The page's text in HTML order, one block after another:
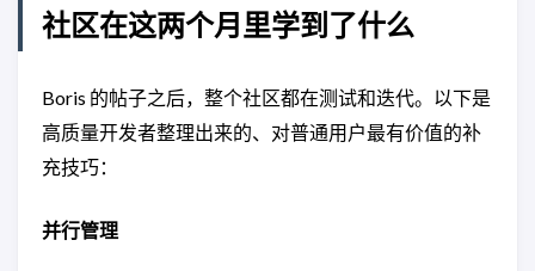
社区在这两个月里学到了什么
Boris 的帖子之后，整个社区都在测试和迭代。以下是
高质量开发者整理出来的、对普通用户最有价值的补
充技巧：
并行管理